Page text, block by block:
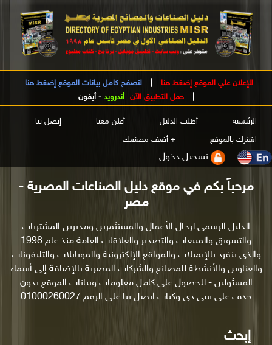
للإعلان علي الموقع إضغط هنا
لتصفح كامل بيانات الموقع إضغط هنا
حمل التطبيق الآن أندرويد - أيفون
الرئيسية أطلب الدليل أعلن معنا
إتصل بنا
اشترك بالموقع
+ أضف مصنعك
تسجيل دخول
مرحباً بكم في موقع دليل الصناعات المصرية -
مصر
الدليل الرسمى لرجال الأعمال والمستثمرين ومديرين المشتريات
والتسويق والمبيعات والتصدير والعلاقات العامة منذ عام 1998
والذى ينفرد بالإيميلات والمواقع الإلكترونية والموبايلات والتليفونات
والعناوين والأنشطة للمصانع والشركات المصرية بالإضافة إلى أسماء
المسئولين - للحصول على كامل معلومات وبيانات الموقع بدون
حذف على سى دى وكتاب اتصل بنا علي الرقم 01000260027
إبحث